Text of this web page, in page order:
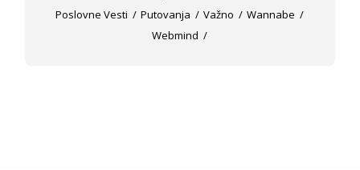
Poslovne Vesti
Putovanja Važno
Wannabe
Webmind